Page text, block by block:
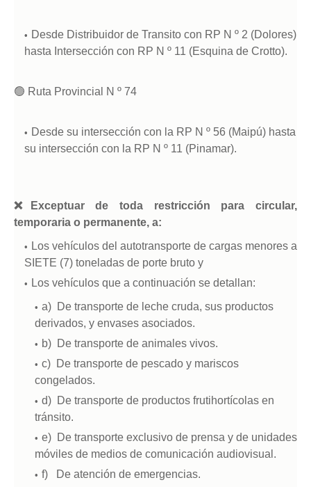
Desde Distribuidor de Transito con RP N º 2 (Dolores)
hasta Intersección con RP N º 11 (Esquina de Crotto).
🟢 Ruta Provincial N º 74
Desde su intersección con la RP N º 56 (Maipú) hasta
su intersección con la RP N º 11 (Pinamar).
❌Exceptuar de toda restricción para circular,
temporaria o permanente, a:
Los vehículos del autotransporte de cargas menores a
SIETE (7) toneladas de porte bruto y
Los vehículos que a continuación se detallan:
a) De transporte de leche cruda, sus productos
derivados, y envases asociados.
b) De transporte de animales vivos.
c) De transporte de pescado y mariscos
congelados.
d) De transporte de productos frutihortícolas en
tránsito.
e) De transporte exclusivo de prensa y de unidades
móviles de medios de comunicación audiovisual.
f) De atención de emergencias.